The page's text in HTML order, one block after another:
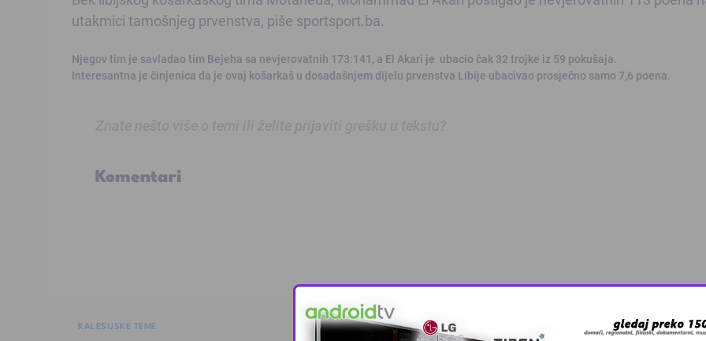
utakmici tamošnjeg prvenstva, piše sportsport.ba.
Njegov tim je savladao tim Bejeha sa nevjerovatnih 173:141, a El Akari je ubacio čak 32 trojke iz 59 pokušaja.
Interesantna je činjenica da je ovaj košarkaš u dosadašnjem dijelu prvenstva Libije ubacivao prosječno samo 7,6 poena.
Komentari
KALESIJSKE TEME